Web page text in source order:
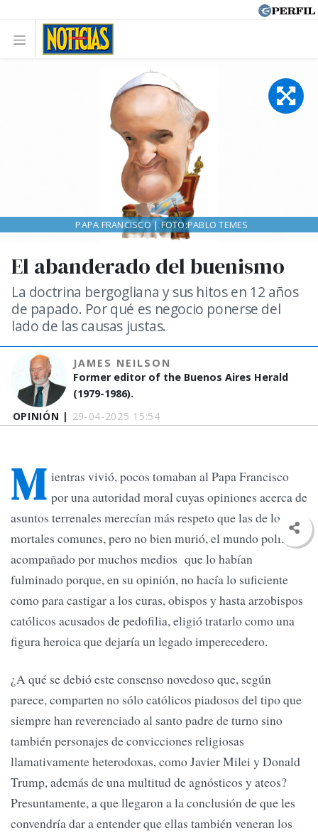
OPINIÓN | 29-04-2025 15:54
El abanderado del buenismo
La doctrina bergogliana y sus hitos en 12 años
de papado. Por qué es negocio ponerse del
lado de las causas justas.
JAMES NEILSON
Former editor of the Buenos Aires Herald
(1979-1986).
PAPA FRANCISCO | FOTO:PABLO TEMES
M ientras vivió, pocos tomaban al Papa Francisco
por una autoridad moral cuyas opiniones acerca de
asuntos terrenales merecían más respeto que las de los
mortales comunes, pero no bien murió, el mundo político,
acompañado por muchos medios que lo habían
fulminado porque, en su opinión, no hacía lo suficiente
como para castigar a los curas, obispos y hasta arzobispos
católicos acusados de pedofilia, eligió tratarlo como una
figura heroica que dejaría un legado imperecedero.
¿A qué se debió este consenso novedoso que, según
parece, comparten no sólo católicos piadosos del tipo que
siempre han reverenciado al santo padre de turno sino
también personajes de convicciones religiosas
llamativamente heterodoxas, como Javier Milei y Donald
Trump, además de una multitud de agnósticos y ateos?
Presuntamente, a que llegaron a la conclusión de que les
convendría dar a entender que ellas también veneran los